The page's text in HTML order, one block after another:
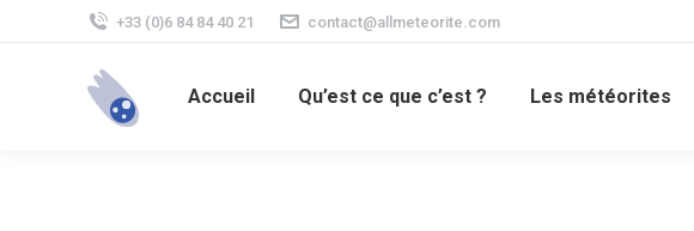
+33 (0)6 84 84 40 21 contact@allmeteorite.com
Accueil Qu’est ce que c’est ? Les météorites